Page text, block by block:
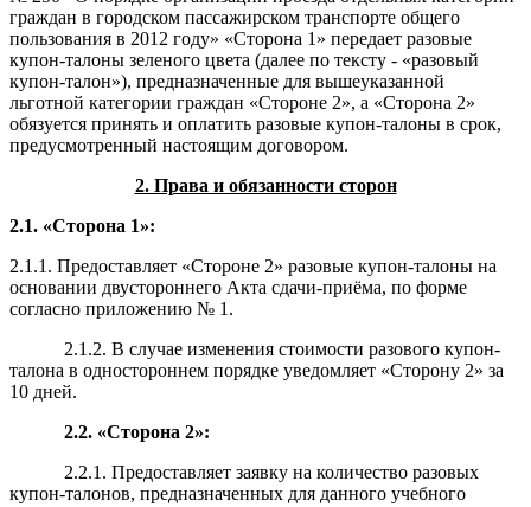
граждан в городском пассажирском транспорте общего
пользования в 2012 году» «Сторона 1» передает разовые
купон-талоны зеленого цвета (далее по тексту - «разовый
купон-талон»), предназначенные для вышеуказанной
льготной категории граждан «Стороне 2», а «Сторона 2»
обязуется принять и оплатить разовые купон-талоны в срок,
предусмотренный настоящим договором.
2. Права и обязанности сторон
2.1. «Сторона 1»:
2.1.1. Предоставляет «Стороне 2» разовые купон-талоны на
основании двустороннего Акта сдачи-приёма, по форме
согласно приложению № 1.
2.1.2. В случае изменения стоимости разового купон-
талона в одностороннем порядке уведомляет «Сторону 2» за
10 дней.
2.2. «Сторона 2»:
2.2.1.Предоставляет заявку на количество разовых
купон-талонов, предназначенных для данного учебного